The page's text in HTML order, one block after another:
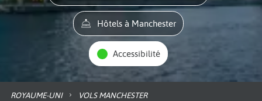
Hôtels à Manchester
Accessibilité
ROYAUME-UNI VOLS MANCHESTER